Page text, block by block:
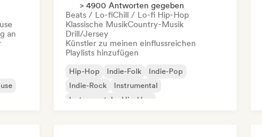
an
> 4900 Antworten gegeben
Beats / Lo-fiChill / Lo-fi Hip-Hop
Klassische MusikCountry-Musik
Drill/Jersey
Künstler zu meinen einflussreichen
Playlists hinzufügen
Hip-Hop Indie-Folk
Indie-Pop
Indie-Rock
Instrumental
Instrumentaler Hip-Hop